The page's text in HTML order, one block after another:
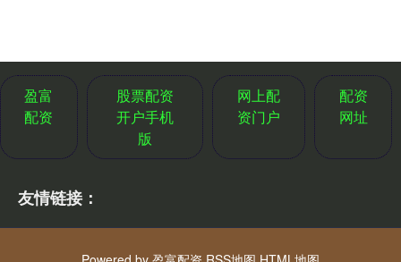
盈富
配资
股票配资
开户手机
版
网上配
资门户
配资
网址
友情链接：